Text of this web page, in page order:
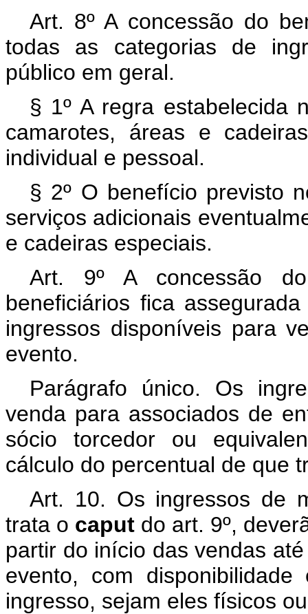
Art. 8º A concessão do
todas as categorias de
público em geral.
§ 1º A regra estabelecida
camarotes, áreas e
individual e pessoal.
§ 2º O benefício previsto
serviços adicionais
e cadeiras especiais.
Art. 9º A concessão
beneficiários fica
ingressos disponíveis para
evento.
Parágrafo único. Os
venda para associados de
sócio torcedor ou
cálculo do percentual de que
Art. 10. Os ingressos de
trata o caput do art. 9º,
partir do início das vendas
evento, com
ingresso, sejam eles físicos